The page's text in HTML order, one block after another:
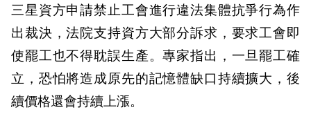
三星資方申請禁止工會進行違法集體抗爭行為作
出裁決，法院支持資方大部分訴求，要求工會即
使罷工也不得耽誤生產。專家指出，一旦罷工確
立，恐怕將造成原先的記憶體缺口持續擴大，後
續價格還會持續上漲。